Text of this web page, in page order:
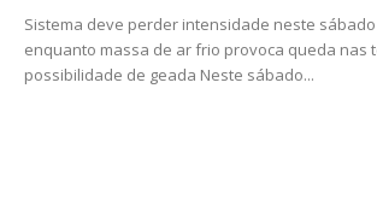
Sistema deve perder intensidade neste sábado
enquanto massa de ar frio provoca queda nas
possibilidade de geada Neste sábado...